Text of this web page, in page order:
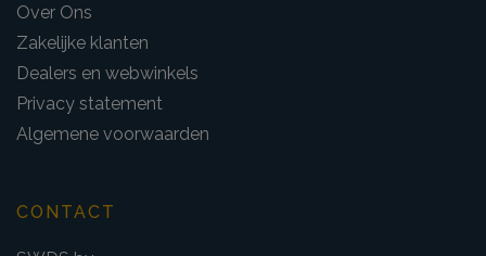
Over Ons
Zakelijke klanten
Dealers en webwinkels
Privacy statement
Algemene voorwaarden
CONTACT